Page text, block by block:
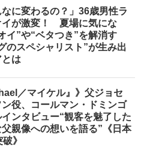
なに変わるの？」36歳男性ラ
イが激変！ 夏場に気にな
イ”や“ベタつき”を解消す
のスペシャリスト”が生み出
は
／マイケル』》父ジョセ
役、コールマン・ドミンゴ
ンタビュー“観客を魅了した
親像への想いを語る”《日本
》